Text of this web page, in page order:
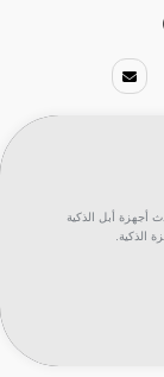
أجهزة أبل الذكية
الذكية.